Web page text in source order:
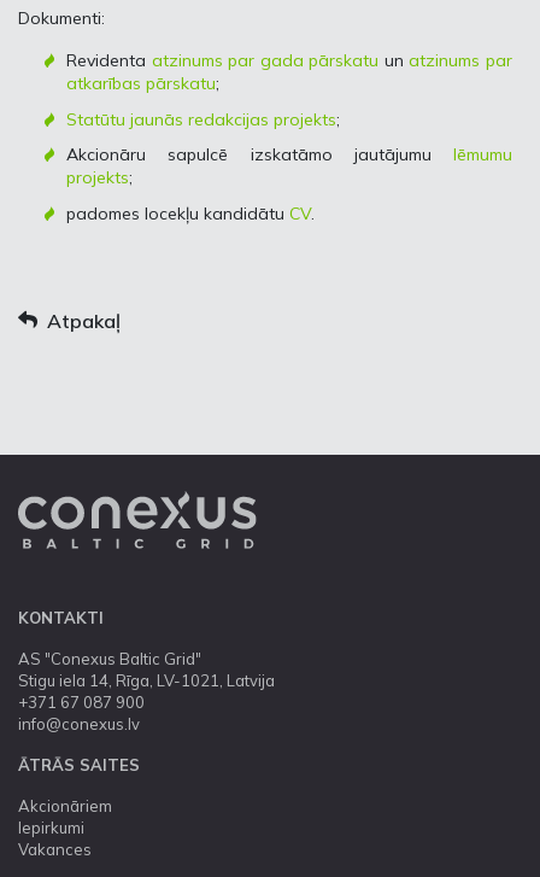
Dokumenti:
Revidenta atzinums par gada pārskatu unatzinums par
atkarības pārskatu;
Statūtu jaunās redakcijas projekts;
Akcionāru sapulcē izskatāmo jautājumu lēmumu
projekts;
padomes locekļu kandidātu CV.
Atpakaļ
KONTAKTI
AS "Conexus Baltic Grid"
Stigu iela 14, Rīga, LV-1021, Latvija
+371 67 087 900
info@conexus.lv
ĀTRĀS SAITES
Akcionāriem
Iepirkumi
Vakances